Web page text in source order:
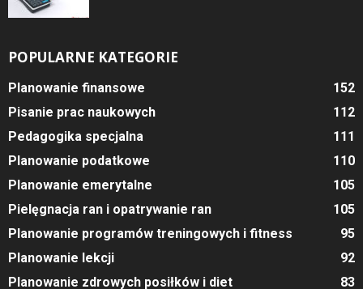
POPULARNE KATEGORIE
Planowanie finansowe
152
Pisanie prac naukowych
112
Pedagogika specjalna
111
Planowanie podatkowe
110
Planowanie emerytalne
105
Pielęgnacja ran i opatrywanie ran
105
Planowanie programów treningowych i fitness
95
Planowanie lekcji
92
Planowanie zdrowych posiłków i diet
83